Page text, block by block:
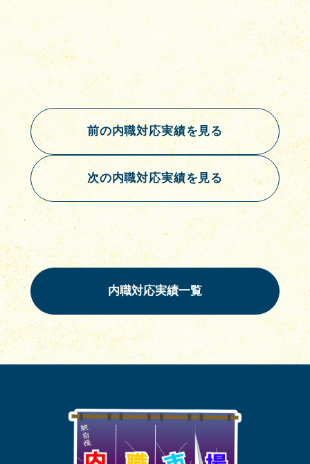
前の内職対応実績を見る
次の内職対応実績を見る
内職対応実績一覧